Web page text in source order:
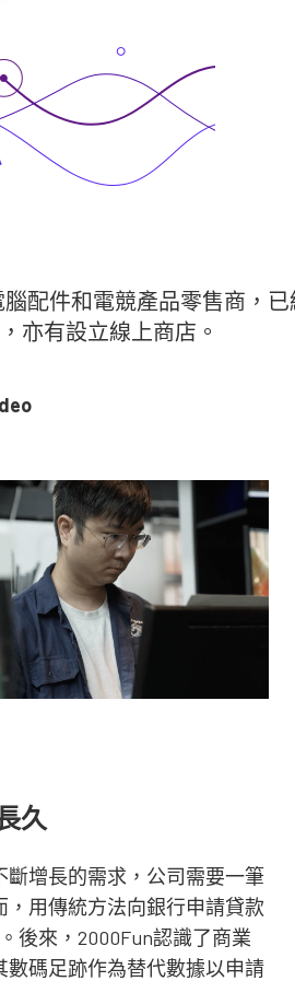
配件和電競產品零售商，
亦有設立線上商店。
久
斷增長的需求，公司需要一筆
，用傳統方法向銀行申請貸款
後來，2000Fun認識了商業
數碼足跡作為替代數據以申請